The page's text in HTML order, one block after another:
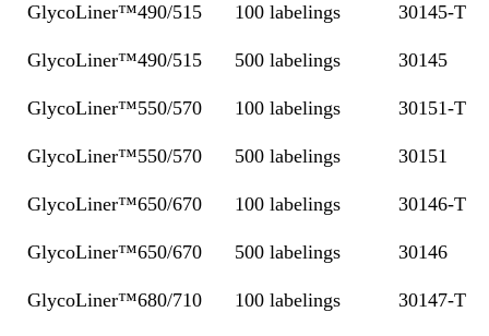
GlycoLiner™490/515 100 labelings 30145-T
GlycoLiner™490/515 500 labelings 30145
GlycoLiner™550/570 100 labelings 30151-T
GlycoLiner™550/570 500 labelings 30151
GlycoLiner™650/670 100 labelings 30146-T
GlycoLiner™650/670 500 labelings 30146
GlycoLiner™680/710 100 labelings 30147-T